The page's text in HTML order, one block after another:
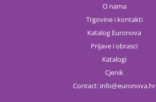
O nama
Trgovine i kontakti
Katalog Euronova
Prijave i obrasci
Katalogi
Cjenik
Contact: info euronova.hr